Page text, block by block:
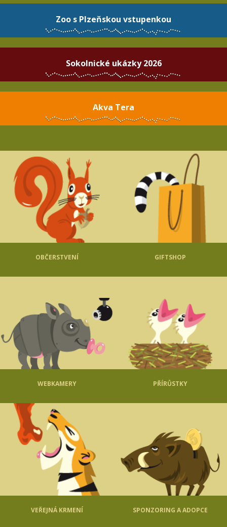
Zoo s Plzeňskou vstupenkou
Sokolnické ukázky 2026
Akva Tera
OBČERSTVENÍ GIFTSHOP
WEBKAMERY PŘÍRŮSTKY
VEŘEJNÁ KRMENÍ SPONZORING A ADOPCE